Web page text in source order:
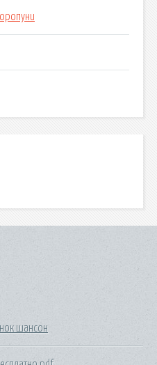
шансон